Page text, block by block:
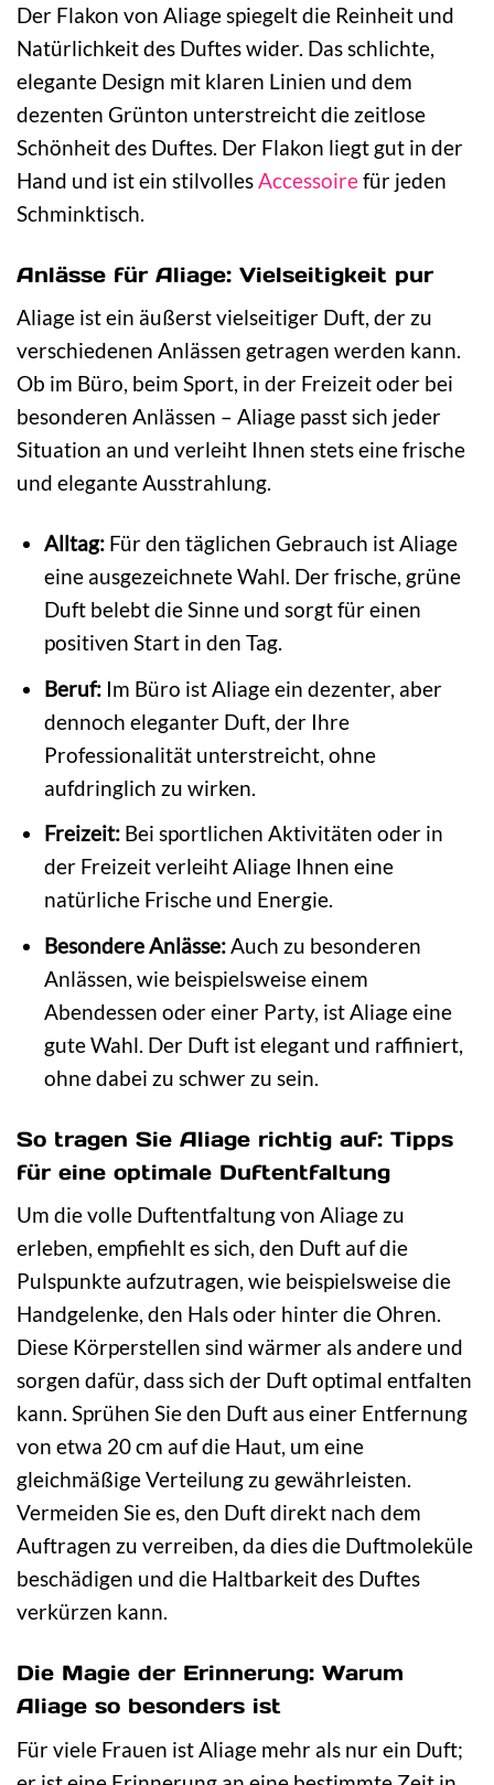
Der Flakon von Aliage spiegelt die Reinheit und
Natürlichkeit des Duftes wider. Das schlichte,
elegante Design mit klaren Linien und dem
dezenten Grünton unterstreicht die zeitlose
Schönheit des Duftes. Der Flakon liegt gut in der
Hand und ist ein stilvollesAccessoirefür jeden
Schminktisch.
Anlässe für Aliage: Vielseitigkeit pur
Aliage ist ein äußerst vielseitiger Duft, der zu
verschiedenen Anlässen getragen werden kann.
Ob im Büro, beim Sport, in der Freizeit oder bei
besonderen Anlässen – Aliage passt sich jeder
Situation an und verleiht Ihnen stets eine frische
und elegante Ausstrahlung.
Alltag:Für den täglichen Gebrauch ist Aliage
eine ausgezeichnete Wahl. Der frische, grüne
Duft belebt die Sinne und sorgt für einen
positiven Start in den Tag.
Beruf:Im Büro ist Aliage ein dezenter, aber
dennoch eleganter Duft, der Ihre
Professionalität unterstreicht, ohne
aufdringlich zu wirken.
Freizeit:Bei sportlichen Aktivitäten oder in
der Freizeit verleiht Aliage Ihnen eine
natürliche Frische und Energie.
Besondere Anlässe:Auch zu besonderen
Anlässen, wie beispielsweise einem
Abendessen oder einer Party, ist Aliage eine
gute Wahl. Der Duft ist elegant und raffiniert,
ohne dabei zu schwer zu sein.
So tragen Sie Aliage richtig auf: Tipps
für eine optimale Duftentfaltung
Um die volle Duftentfaltung von Aliage zu
erleben, empfiehlt es sich, den Duft auf die
Pulspunkte aufzutragen, wie beispielsweise die
Handgelenke, den Hals oder hinter die Ohren.
Diese Körperstellen sind wärmer als andere und
sorgen dafür, dass sich der Duft optimal entfalten
kann. Sprühen Sie den Duft aus einer Entfernung
von etwa 20 cm auf die Haut, um eine
gleichmäßige Verteilung zu gewährleisten.
Vermeiden Sie es, den Duft direkt nach dem
Auftragen zu verreiben, da dies die Duftmoleküle
beschädigen und die Haltbarkeit des Duftes
verkürzen kann.
Die Magie der Erinnerung: Warum
Aliage so besonders ist
Für viele Frauen ist Aliage mehr als nur ein Duft;